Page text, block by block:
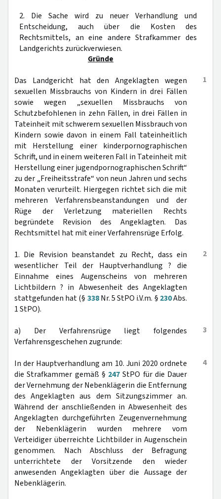
2. Die Sache wird zu neuer Verhandlung und
Entscheidung, auch über die Kosten des
Rechtsmittels, an eine andere Strafkammer des
Landgerichts zurückverwiesen.
Gründe
1
Das Landgericht hat den Angeklagten wegen
sexuellen Missbrauchs von Kindern in drei Fällen
sowie wegen „sexuellen Missbrauchs von
Schutzbefohlenen in zehn Fällen, in drei Fällen in
Tateinheit mit schwerem sexuellen Missbrauch von
Kindern sowie davon in einem Fall tateinheitlich
mit Herstellung einer kinderpornographischen
Schrift, und in einem weiteren Fall in Tateinheit mit
Herstellung einer jugendpornographischen Schrift“
zu der „Freiheitsstrafe“ von neun Jahren und sechs
Monaten verurteilt. Hiergegen richtet sich die mit
mehreren Verfahrensbeanstandungen und der
Rüge der Verletzung materiellen Rechts
begründete Revision des Angeklagten. Das
Rechtsmittel hat mit einer Verfahrensrüge Erfolg.
2
1. Die Revision beanstandet zu Recht, dass ein
wesentlicher Teil der Hauptverhandlung ? die
Einnahme eines Augenscheins von mehreren
Lichtbildern ? in Abwesenheit des Angeklagten
stattgefunden hat (§ 338Nr. 5 StPO i.V.m. § 230Abs.
1 StPO).
3
a) Der Verfahrensrüge liegt folgendes
Verfahrensgeschehen zugrunde:
4
In der Hauptverhandlung am 10. Juni 2020 ordnete
die Strafkammer gemäß § 247 StPO für die Dauer
der Vernehmung der Nebenklägerin die Entfernung
des Angeklagten aus dem Sitzungszimmer an.
Während der anschließenden in Abwesenheit des
Angeklagten durchgeführten Zeugenvernehmung
der Nebenklägerin wurden mehrere vom
Verteidiger überreichte Lichtbilder in Augenschein
genommen. Nach Abschluss der Befragung
unterrichtete der Vorsitzende den wieder
anwesenden Angeklagten über die Aussage der
Nebenklägerin.